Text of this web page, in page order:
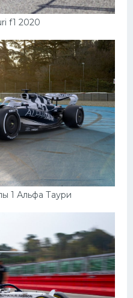
f1 2020
1 Альфа Таури